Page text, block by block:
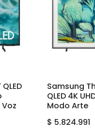
Samsung
QLED 4K
Modo Arte
$ 5.824.991